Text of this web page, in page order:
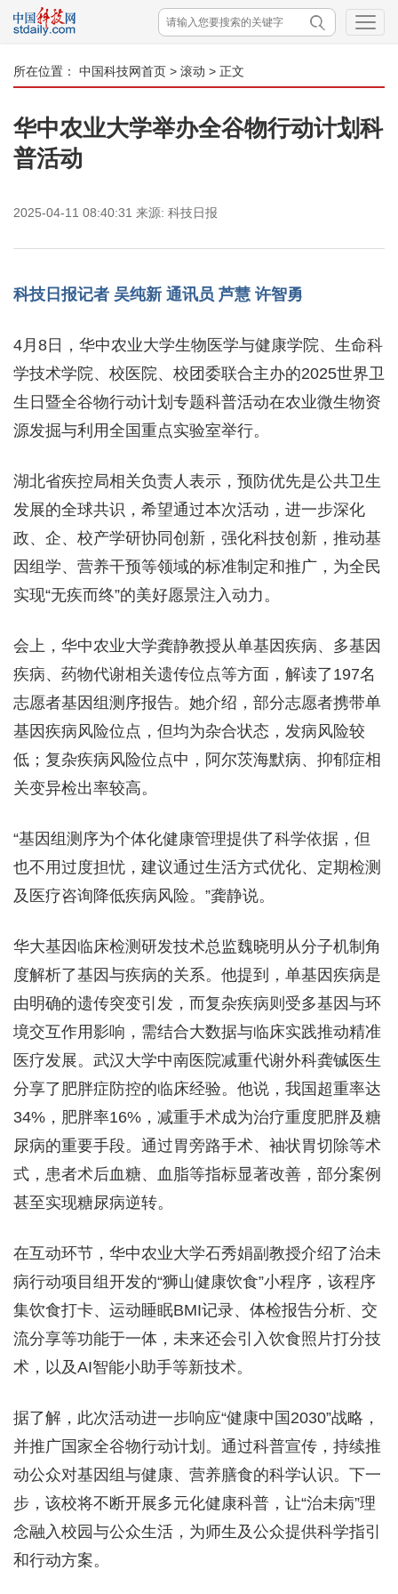
所在位置： 中国科技网首页 > 滚动 > 正文
华中农业大学举办全谷物行动计划科
普活动
2025-04-11 08:40:31 来源: 科技日报
科技日报记者 吴纯新 通讯员 芦慧 许智勇
4月8日，华中农业大学生物医学与健康学院、生命科
学技术学院、校医院、校团委联合主办的2025世界卫
生日暨全谷物行动计划专题科普活动在农业微生物资
源发掘与利用全国重点实验室举行。
湖北省疾控局相关负责人表示，预防优先是公共卫生
发展的全球共识，希望通过本次活动，进一步深化
政、企、校产学研协同创新，强化科技创新，推动基
因组学、营养干预等领域的标准制定和推广，为全民
实现“无疾而终”的美好愿景注入动力。
会上，华中农业大学龚静教授从单基因疾病、多基因
疾病、药物代谢相关遗传位点等方面，解读了197名
志愿者基因组测序报告。她介绍，部分志愿者携带单
基因疾病风险位点，但均为杂合状态，发病风险较
低；复杂疾病风险位点中，阿尔茨海默病、抑郁症相
关变异检出率较高。
“基因组测序为个体化健康管理提供了科学依据，但
也不用过度担忧，建议通过生活方式优化、定期检测
及医疗咨询降低疾病风险。”龚静说。
华大基因临床检测研发技术总监魏晓明从分子机制角
度解析了基因与疾病的关系。他提到，单基因疾病是
由明确的遗传突变引发，而复杂疾病则受多基因与环
境交互作用影响，需结合大数据与临床实践推动精准
医疗发展。武汉大学中南医院减重代谢外科龚铖医生
分享了肥胖症防控的临床经验。他说，我国超重率达
34%，肥胖率16%，减重手术成为治疗重度肥胖及糖
尿病的重要手段。通过胃旁路手术、袖状胃切除等术
式，患者术后血糖、血脂等指标显著改善，部分案例
甚至实现糖尿病逆转。
在互动环节，华中农业大学石秀娟副教授介绍了治未
病行动项目组开发的“狮山健康饮食”小程序，该程序
集饮食打卡、运动睡眠BMI记录、体检报告分析、交
流分享等功能于一体，未来还会引入饮食照片打分技
术，以及AI智能小助手等新技术。
据了解，此次活动进一步响应“健康中国2030”战略，
并推广国家全谷物行动计划。通过科普宣传，持续推
动公众对基因组与健康、营养膳食的科学认识。下一
步，该校将不断开展多元化健康科普，让“治未病”理
念融入校园与公众生活，为师生及公众提供科学指引
和行动方案。